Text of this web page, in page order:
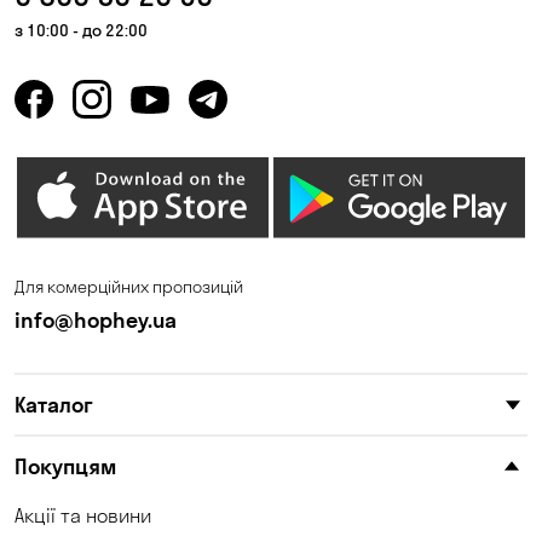
Кривий Ріг
Кушугум Ліски
Миколаївка
Орлівщина
з 10:00 - до 22:00
Для комерційних пропозицій
info@hophey.ua
Каталог
Покупцям
Акції та новини